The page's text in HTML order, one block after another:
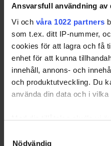
Ansvarsfull användning av
Vi och våra 1022 partners
som t.ex. ditt IP-nummer,
cookies för att lagra och få
enhet för att kunna
innehåll, annons- och
och produktutveckling. Du
använda din data och i vilka
Med din tillåtelse skulle vi
kan ha en noggrannhet
Nödvändig
Sorted by higherSaves%and
Only goalies who particated
game time will be included in
Winning Shots are excluded in
AVE- Avesta BK
GRÄ - Grästorps IK
SUR- Surahammars IF
Swehockey – Svenska
Swehockey ger dig tillgång